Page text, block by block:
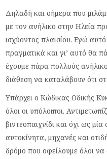
Δηλαδή και σήμερα που
με τον ανήλικο στην Ηλεία
ισχύοντος πλαισίου. Εγώ
πραγματικά και γι’ αυτό θα
έχουμε πάρα πολλούς
διάθεση να καταλάβουν ότι
Υπάρχει ο Κώδικας Οδικής
όλοι οι υπόλοιποι.
βιντεοπαιχνίδι και όχι ως
αυτοκίνητα, μηχανές και
δρόμο που οφείλουμε όλοι